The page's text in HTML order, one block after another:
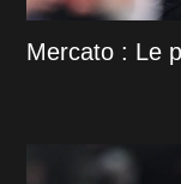
Mercato : Le